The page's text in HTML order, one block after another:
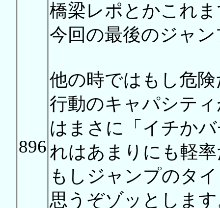
896
橋梁レポとかこれ
今回の最後のジャ
他の時ではもし危
行動のキャパシテ
はまさに「イチか
れはあまりにも軽
もしジャンプのタ
思うぞゾッとしま